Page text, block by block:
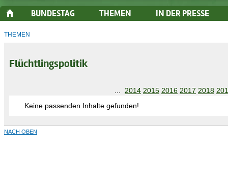
BUNDESTAG THEMEN IN DER PRESSE
THEMEN
Flüchtlingspolitik
2014 2015 2016 2017 2018
Keine passenden Inhalte gefunden!
NACH OBEN